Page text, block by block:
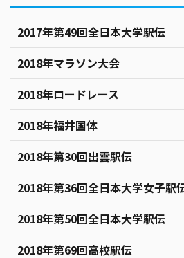
2017年第49回全日本大学駅伝
2018年マラソン大会
2018年ロードレース
2018年福井国体
2018年第30回出雲駅伝
2018年第36回全日本大学女子駅
2018年第50回全日本大学駅伝
2018年第69回高校駅伝